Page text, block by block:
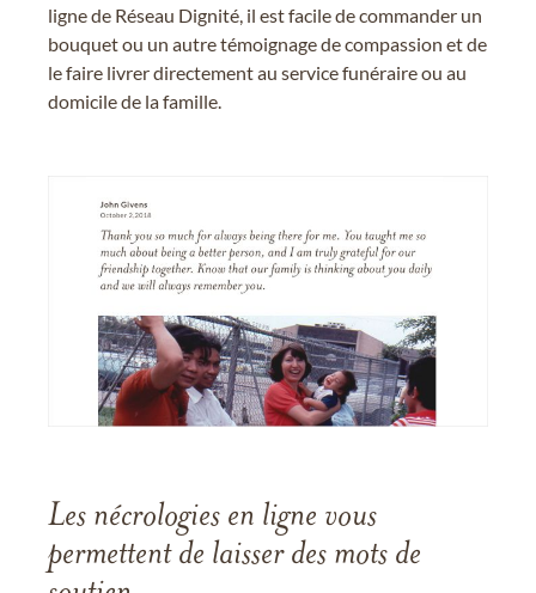
ligne de Réseau Dignité, il est facile de commander un
bouquet ou un autre témoignage de compassion et de
le faire livrer directement au service funéraire ou au
domicile de la famille.
Les nécrologies en ligne vous
permettent de laisser des mots de